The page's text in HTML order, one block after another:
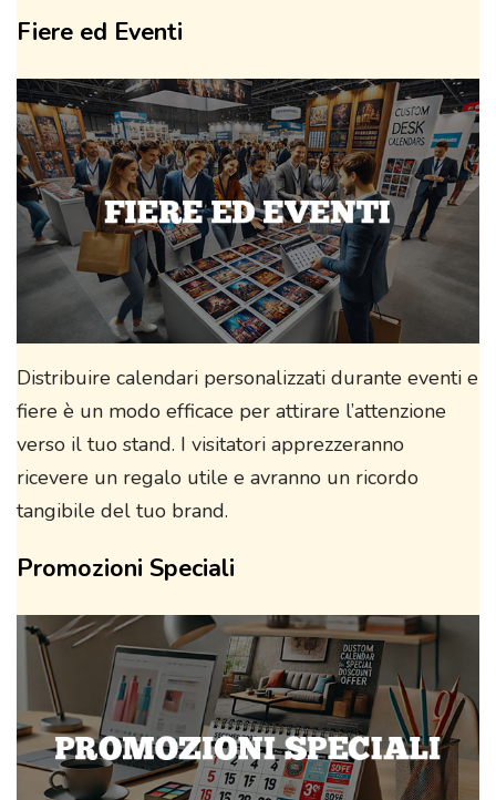
Fiere ed Eventi
Distribuire calendari personalizzati durante eventi e
fiere è un modo efficace per attirare l’attenzione
verso il tuo stand. I visitatori apprezzeranno
ricevere un regalo utile e avranno un ricordo
tangibile del tuo brand.
Promozioni Speciali